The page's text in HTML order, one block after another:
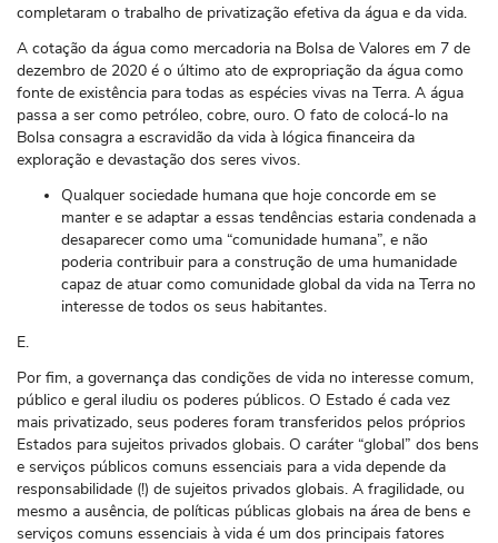
completaram o trabalho de privatização efetiva da água e da vida.
A cotação da água como mercadoria na Bolsa de Valores em 7 de
dezembro de 2020 é o último ato de expropriação da água como
fonte de existência para todas as espécies vivas na Terra. A água
passa a ser como petróleo, cobre, ouro. O fato de colocá-lo na
Bolsa consagra a escravidão da vida à lógica financeira da
exploração e devastação dos seres vivos.
Qualquer sociedade humana que hoje concorde em se
manter e se adaptar a essas tendências estaria condenada a
desaparecer como uma “comunidade humana”, e não
poderia contribuir para a construção de uma humanidade
capaz de atuar como comunidade global da vida na Terra no
interesse de todos os seus habitantes.
E.
Por fim, a governança das condições de vida no interesse comum,
público e geral iludiu os poderes públicos. O Estado é cada vez
mais privatizado, seus poderes foram transferidos pelos próprios
Estados para sujeitos privados globais. O caráter “global” dos bens
e serviços públicos comuns essenciais para a vida depende da
responsabilidade (!) de sujeitos privados globais. A fragilidade, ou
mesmo a ausência, de políticas públicas globais na área de bens e
serviços comuns essenciais à vida é um dos principais fatores